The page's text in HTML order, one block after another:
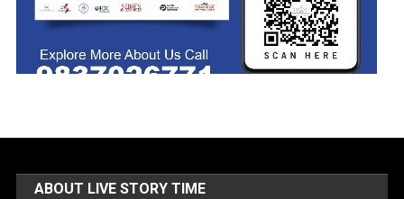
ABOUT LIVE STORY TIME